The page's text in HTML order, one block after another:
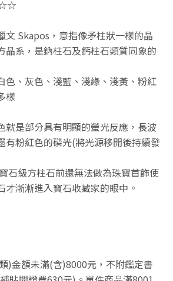
文 Skapos，意指像矛柱狀一樣的晶
晶系，是鈉柱石及鈣柱石類質同象的
色、灰色、淺藍、淺綠、淺黃、粉紅
樣
就是部分具有明顯的螢光反應，長波
有粉紅色的磷光(將光源移開後持續發
石級方柱石前還無法做為珠寶首飾使
才漸漸進入寶石收藏家的眼中。
)金額未滿(含)8000元，不附鑑定書